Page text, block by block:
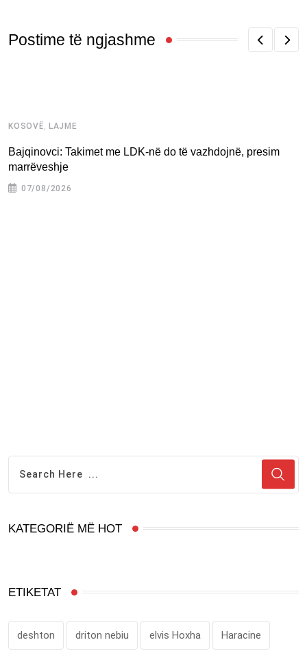
Postime të ngjashme
KOSOVË, LAJME
Bajqinovci: Takimet me LDK-në do të vazhdojnë, presim
marrëveshje
07/08/2026
KATEGORIË MË HOT
ETIKETAT
deshton driton nebiu elvis Hoxha Haracine